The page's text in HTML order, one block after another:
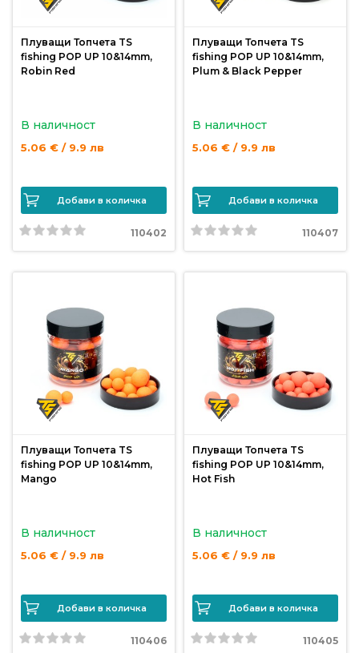
поводи
Плувки
Комплекти
риболов
Сонари
Контакти
Поръчка
Връщане
и
Условия
за
Политика
за
поверителност
Плуващи Топчета TS
fishing POP UP 10&14mm,
Robin Red
В наличност
5.06 € / 9.9 лв
Добави в количка
110402
Плуващи Топчета TS
fishing POP UP 10&14mm,
Plum & Black Pepper
В наличност
5.06 € / 9.9 лв
Добави в количка
110407
Плуващи Топчета TS
fishing POP UP 10&14mm,
Mango
В наличност
5.06 € / 9.9 лв
Добави в количка
110406
Плуващи Топчета TS
fishing POP UP 10&14mm,
Hot Fish
В наличност
5.06 € / 9.9 лв
Добави в количка
110405